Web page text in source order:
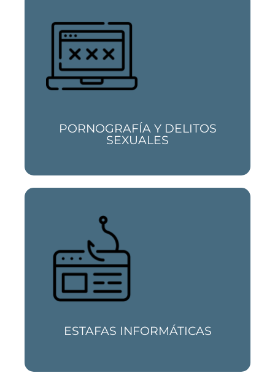
PORNOGRAFÍA Y DELITOS
SEXUALES
Somos expertos en delitos de tenencia y
distribución de pornografía, así como
cualquier tipo de delito contra la libertad e
ESTAFAS INFORMÁTICAS
Phising, smishing, pharming.... Contacta
con nosotros para saber cómo recuperar
el dinero que te han estafado.